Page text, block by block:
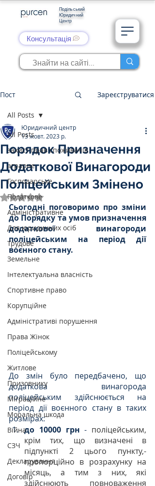
Подільський
Юридичний
Центр
Консультація
Пост Зареєструватися
All Posts
захист прав споживачів
аграрне
Господарське
Податкове
Адміністративне
Для юридичних осіб
Трудове
Земельне
Інтелектуальна власність
Спортивне право
Корупційне
Адміністративі порушення
Права Жінок
Поліцейському
Житлове
Призовнику
Міграційне
Моральна шкода
Війна
СЗЧ
Декларування
Договір
All Posts
Порядок Призначення
Додаткової Винагороди
Поліцейським Змінено
Юридичний центр
13 жовт. 2023 р.
Оцінка: NaN з 5 зірок.
Сьогодні поговоримо про зміни
до Порядку та умов призначення
додаткової винагороди
поліцейським на період дії
воєнного стану.
До змін було передбачено, що
додаткова винагорода
поліцейським здійснюється на
період дії воєнного стану в таких
розмірах:
до 10000 грн - поліцейським,
крім тих, що визначені в
підпункті 2 цього пункту,-
пропорційно в розрахунку на
місяць, а тим з них, які
здійснюють повноваження